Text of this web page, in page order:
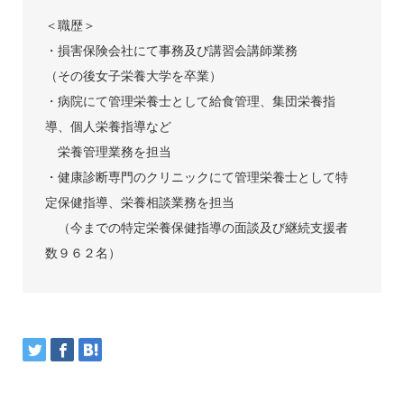
＜職歴＞
・損害保険会社にて事務及び講習会講師業務
（その後女子栄養大学を卒業）
・病院にて管理栄養士として給食管理、集団栄養指
導、個人栄養指導など
栄養管理業務を担当
・健康診断専門のクリニックにて管理栄養士として特
定保健指導、栄養相談業務を担当
（今までの特定栄養保健指導の面談及び継続支援者
数９６２名）